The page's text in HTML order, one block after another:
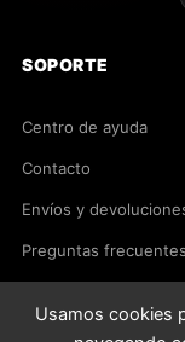
SOPORTE
Centro de ayuda
Contacto
Envíos y
Preguntas frecuentes
Usamos cookies